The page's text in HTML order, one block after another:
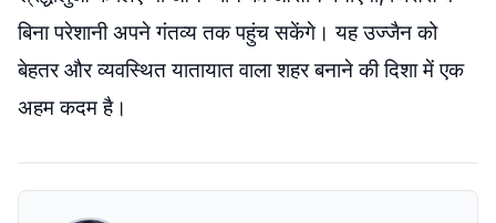
बिना परेशानी अपने गंतव्य तक पहुंच सकेंगे। यह उज्जैन को
बेहतर और व्यवस्थित यातायात वाला शहर बनाने की दिशा में एक
अहम कदम है।